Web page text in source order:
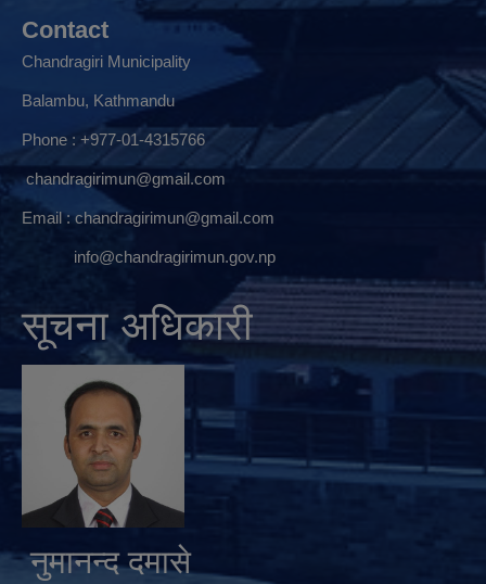
Contact
Chandragiri Municipality
Balambu, Kathmandu
Phone : +977-01-4315766
chandragirimun@gmail.com
Email :chandragirimun@gmail.com
info@chandragirimun.gov.np
सूचना अधिकारी
नुमानन्द दमासे